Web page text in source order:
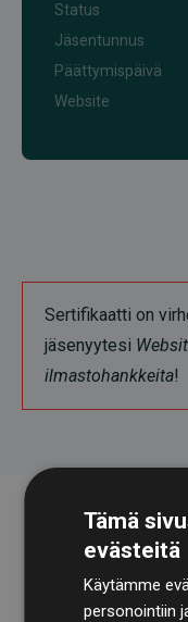
Status
Jäsentunnus
Päättymispäivä
Website
Sertifikaatti on
jäsenyytesi
ilmastohankkeita!
Tämä
evästeitä
Käytämme
personointiin